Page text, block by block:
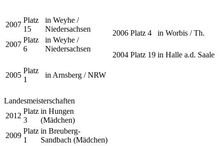
2007
Platz
15
in Weyhe /
Niedersachsen
2007
Platz
6
in Weyhe /
Niedersachsen
2005
Platz
1
in Arnsberg / NRW
2006 Platz 4 in Worbis / Th.
2004 Platz 19 in Halle a.d. Saale
Landesmeisterschaften
2012
Platz
3
in Hungen
(Mädchen)
2009
Platz
1
in Breuberg-
Sandbach (Mädchen)